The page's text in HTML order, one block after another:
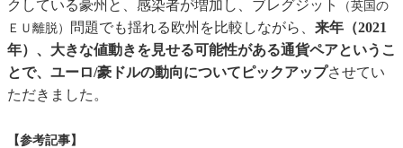
クしている豪州と、感染者が増加し、ブレグジット
（英国の
ＥＵ離脱）
問題でも揺れる欧州を比較しながら、 来年（2021
年）、大きな値動きを見せる可能性がある通貨ペアというこ
とで、ユーロ/豪ドルの動向についてピックアップさせてい
ただきました。
【参考記事】